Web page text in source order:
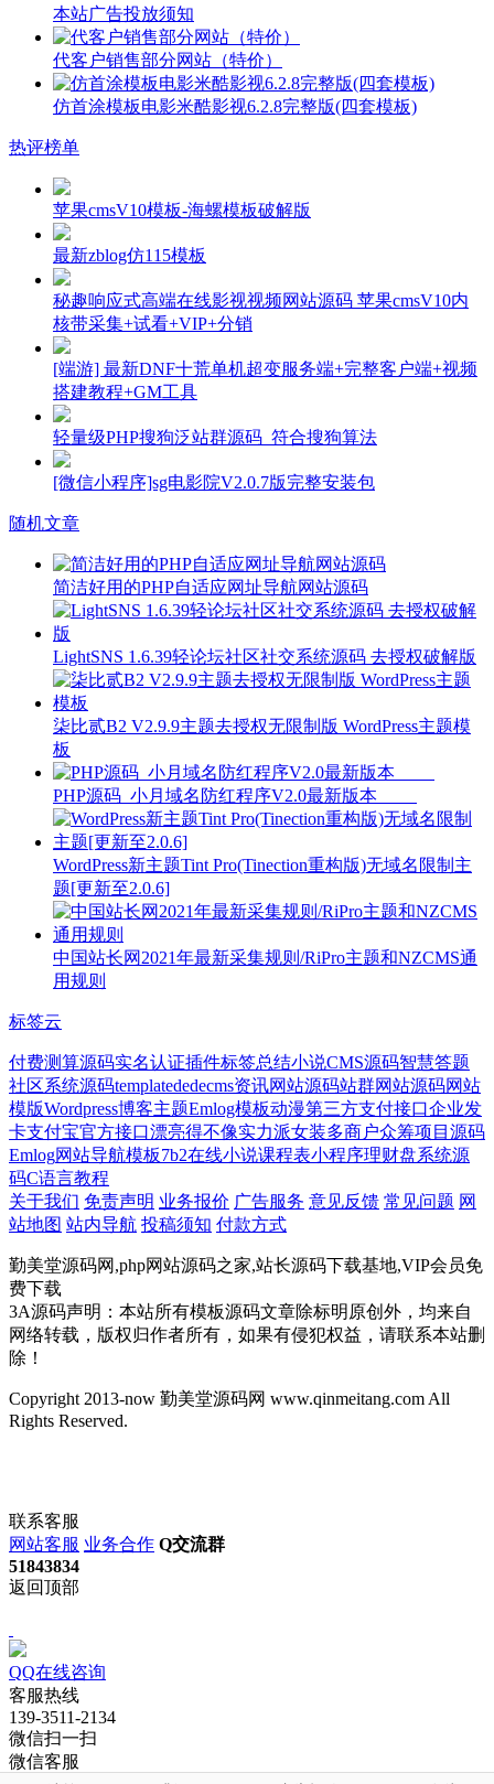
本站广告投放须知
代客户销售部分网站（特价）
仿首涂模板电影米酷影视6.2.8完整版(四套模板)
热评榜单
苹果cmsV10模板-海螺模板破解版
最新zblog仿115模板
秘趣响应式高端在线影视视频网站源码 苹果cmsV10内
核带采集+试看+VIP+分销
[端游] 最新DNF十荒单机超变服务端+完整客户端+视频
搭建教程+GM工具
轻量级PHP搜狗泛站群源码_符合搜狗算法
[微信小程序]sg电影院V2.0.7版完整安装包
随机文章
简洁好用的PHP自适应网址导航网站源码
LightSNS 1.6.39轻论坛社区社交系统源码 去授权破解版
柒比贰B2 V2.9.9主题去授权无限制版 WordPress主题模
板
PHP源码_小月域名防红程序V2.0最新版本
WordPress新主题Tint Pro(Tinection重构版)无域名限制主
题[更新至2.0.6]
中国站长网2021年最新采集规则/RiPro主题和NZCMS通
用规则
标签云
付费测算源码实名认证插件标签总结小说CMS源码智慧答题
社区系统源码templatededecms资讯网站源码站群网站源码网站
模版Wordpress博客主题Emlog模板动漫第三方支付接口企业发
卡支付宝官方接口漂亮得不像实力派女装多商户众筹项目源码
Emlog网站导航模板7b2在线小说课程表小程序理财盘系统源
码C语言教程
关于我们 免责声明 业务报价 广告服务 意见反馈 常见问题 网
站地图 站内导航 投稿须知 付款方式
勤美堂源码网,php网站源码之家,站长源码下载基地,VIP会员免
费下载
3A源码声明：本站所有模板源码文章除标明原创外，均来自
网络转载，版权归作者所有，如果有侵犯权益，请联系本站删
除！
Copyright 2013-now 勤美堂源码网 www.qinmeitang.com All
Rights Reserved.
联系客服
网站客服 业务合作 Q交流群
51843834
返回顶部
QQ在线咨询
客服热线
139-3511-2134
微信扫一扫
微信客服